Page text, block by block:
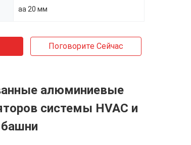
aa 20 мм
Поговорите Сейчас
алюминиевые
системы HVAC и